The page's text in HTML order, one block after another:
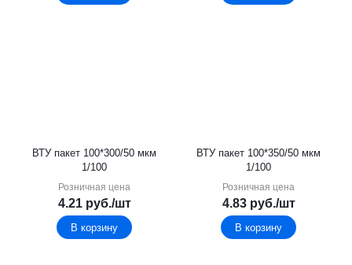
ВТУ пакет 100*300/50 мкм
1/100
Розничная цена
4.21руб./шт
В корзину
ВТУ пакет 100*350/50 мкм
1/100
Розничная цена
4.83руб./шт
В корзину